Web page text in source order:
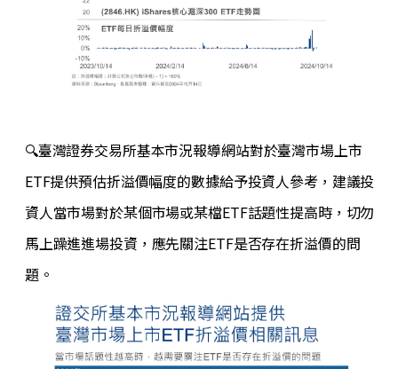
🔍臺灣證券交易所基本市況報導網站對於臺灣市場上市
ETF提供預估折溢價幅度的數據給予投資人參考，建議投
資人當市場對於某個市場或某檔ETF話題性提高時，切勿
馬上躁進進場投資，應先關注ETF是否存在折溢價的問
題。